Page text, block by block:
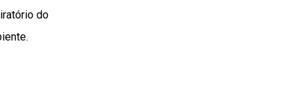
do